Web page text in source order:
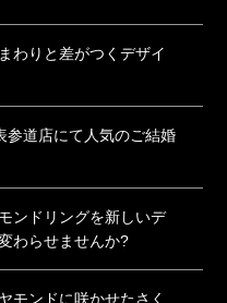
わりと差がつくデザイ
参道店にて人気のご結婚
ンドリングを新しいデ
わらせませんか?
モンドに咲かせたさく